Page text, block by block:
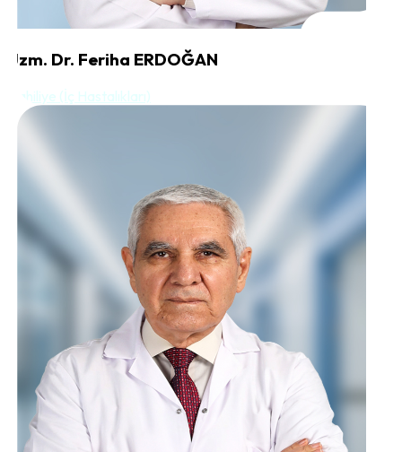
Uzm. Dr. Feriha ERDOĞAN
Dahiliye (İç Hastalıkları)